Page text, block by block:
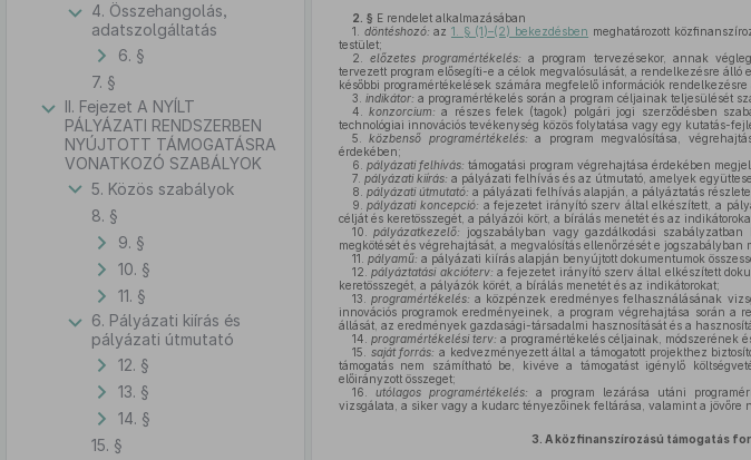
4. Összehangolás,
adatszolgáltatás
6. §
7. §
II. Fejezet A NYÍLT
PÁLYÁZATI RENDSZERBEN
NYÚJTOTT TÁMOGATÁSRA
VONATKOZÓ SZABÁLYOK
5. Közös szabályok
8. §
9. §
10. §
11. §
6. Pályázati kiírás és
pályázati útmutató
12. §
13. §
14. §
15. §
2. § E rendelet alkalmazásában
1.
döntéshozó:az 1. § (1)–(2) bekezdésben meghatározott
testület;
2.
előzetes programértékelés:a program tervezésekor, annak
tervezett program elősegíti-e a célok megvalósulását, a rendelkezésre
későbbi programértékelések számára megfelelő információk
3. indikátor: a programértékelés során a program céljainak teljesülését
4.
konzorcium:a részes felek (tagok) polgári jogi szerződésben
technológiai innovációs tevékenység közös folytatása vagy egy kutatás-
5.
közbenső programértékelés:a program megvalósítása,
érdekében;
6. pályázati felhívás: támogatási program végrehajtása érdekében
7. pályázati kiírás: a pályázati felhívás és az útmutató, amelyek
8. pályázati útmutató: a pályázati felhívás alapján, a pályáztatás
9.
pályázati koncepció: a fejezetet irányító szerv által elkészített, a
célját és keretösszegét, a pályázói kört, a bírálás menetét és az
10.
pályázatkezelő: jogszabályban vagy gazdálkodási
megkötését és végrehajtását, a megvalósítás ellenőrzését e jogszabályban
11. pályamű: a pályázati kiírás alapján benyújtott dokumentumok
12. pályáztatási akcióterv: a fejezetet irányító szerv által elkészített
keretösszegét, a pályázók körét, a bírálás menetét és az indikátorokat;
13.
programértékelés:a közpénzek eredményes felhasználásának
innovációs programok eredményeinek, a program végrehajtása során a
állását, az eredmények gazdasági-társadalmi hasznosítását és a
14. programértékelési terv: a programértékelés céljainak, módszerének
15.
saját forrás: a kedvezményezett által a támogatott projekthez
támogatás nem számítható be, kivéve a támogatást igénylő
előirányzott összeget;
16.
utólagos programértékelés: a program lezárása utáni
vizsgálata, a siker vagy a kudarc tényezőinek feltárása, valamint a jövőre
3. A közfinanszírozású támogatás